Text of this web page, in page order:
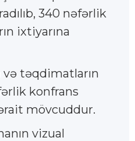
340 nəfərlik
ixtiyarına
təqdimatların
konfrans
mövcuddur.
vizual